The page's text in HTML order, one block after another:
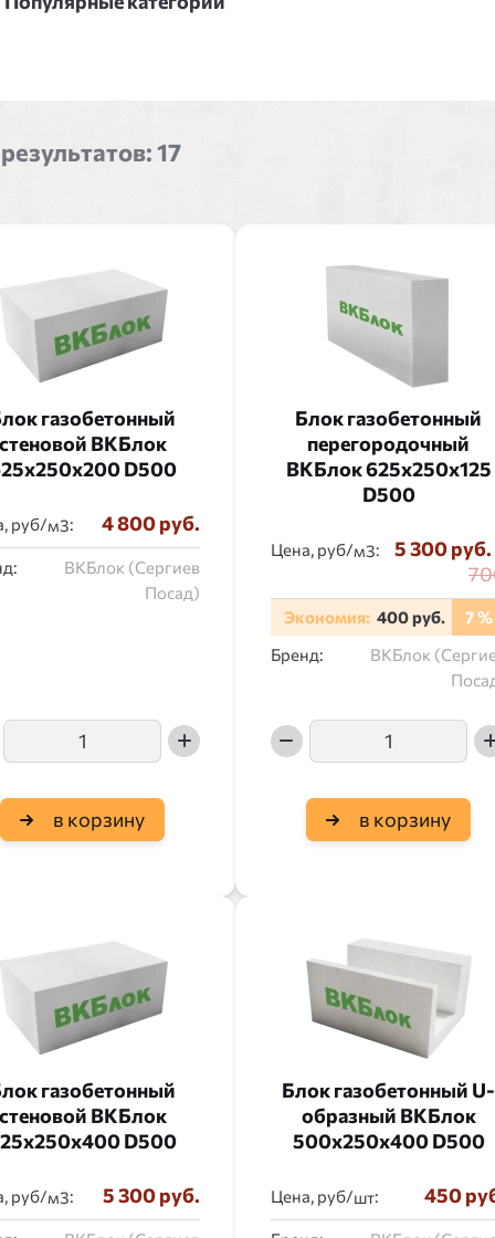
17
газобетонный
ВКБлок
D500
руб/ : 4 800 руб.
ВКБлок (Сергиев
Посад)
в корзину
Блок газобетонный
перегородочный
ВКБлок 625x250x125
D500
Цена, руб/ :
5 300 руб.
Экономия: 400 руб.
7 %
Бренд:
ВКБлок
в корзину
газобетонный
ВКБлок
D500
руб/ : 5 300 руб.
Блок газобетонный U-
образный ВКБлок
500x250x400 D500
Цена, руб/ : 450